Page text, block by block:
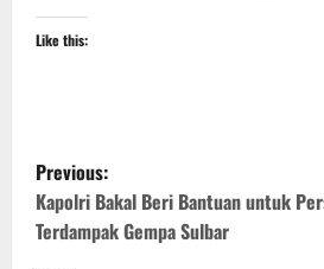
Like this:
P
o
Previous:
Kapolri Bakal Beri Bantuan untuk
Terdampak Gempa Sulbar